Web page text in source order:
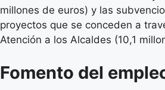
millones de euros) y las
proyectos que se conceden a
Atención a los Alcaldes (10,1
Fomento del